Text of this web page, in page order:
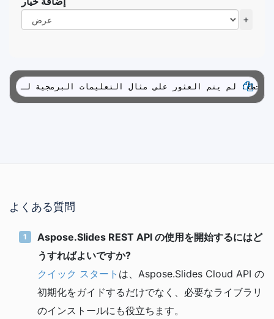
+
よくある質問
Aspose.Slides REST API の使用を開始するにはど
うすればよいですか?
クイック スタート は、Aspose.Slides Cloud API の
初期化をガイドするだけでなく、必要なライブラリ
のインストールにも役立ちます。